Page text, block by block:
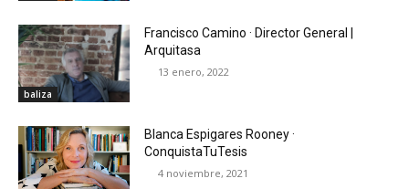
baliza
Francisco Camino · Director General |
Arquitasa
13 enero, 2022
Blanca Espigares Rooney ·
ConquistaTuTesis
4 noviembre, 2021